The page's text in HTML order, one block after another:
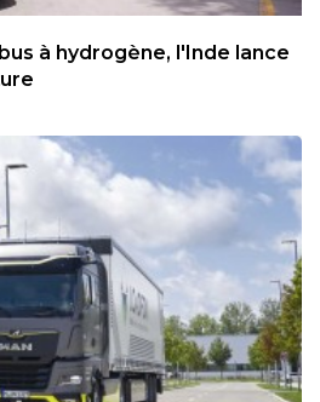
à hydrogène, l'Inde lance